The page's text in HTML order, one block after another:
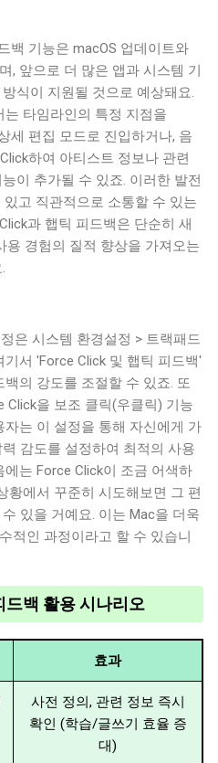
백 기능은 macOS 업데이트와
, 앞으로 더 많은 앱과 시스템 기
식이 지원될 것으로 예상돼요.
타임라인의 특정 지점을
세 편집 모드로 진입하거나, 음
하여 아티스트 정보나 관련
이 추가될 수 있죠. 이러한 발전
고 직관적으로 소통할 수 있는
과 햅틱 피드백은 단순히 새
용 경험의 질적 향상을 가져오는
은 시스템 환경설정 > 트랙패드
서 'Force Click 및 햅틱 피드백'
의 강도를 조절할 수 있죠. 또
Click을 보조 클릭(우클릭) 기능
는 이 설정을 통해 자신에게 가
감도를 설정하여 최적의 사용
는 Force Click이 조금 어색하
황에서 꾸준히 시도해보면 그 편
있을 거예요. 이는 Mac을 더욱
적인 과정이라고 할 수 있습니
백 활용 시나리오
효과
사전 정의, 관련 정보 즉시
확인 (학습/글쓰기 효율 증
대)